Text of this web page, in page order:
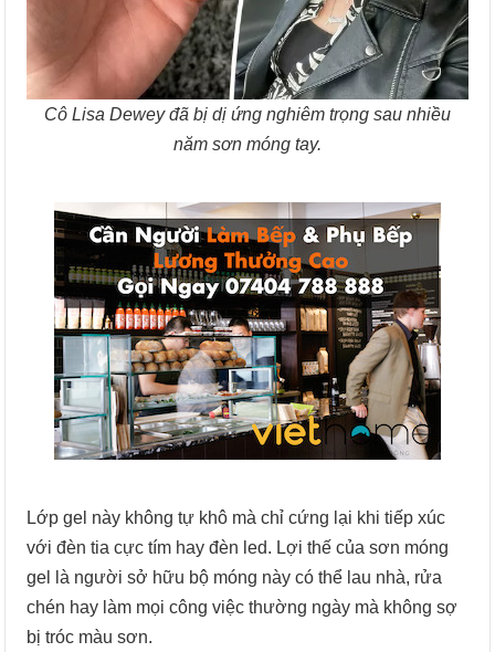
Cô Lisa Dewey đã bị dị ứng nghiêm trọng sau nhiều
năm sơn móng tay.
Lớp gel này không tự khô mà chỉ cứng lại khi tiếp xúc
với đèn tia cực tím hay đèn led. Lợi thế của sơn móng
gel là người sở hữu bộ móng này có thể lau nhà, rửa
chén hay làm mọi công việc thường ngày mà không sợ
bị tróc màu sơn.